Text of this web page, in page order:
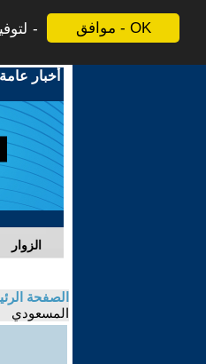
موافق - OK
أخبار عامة
الزوار
الصفحة
المسعودي